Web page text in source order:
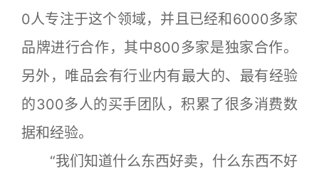
0人专注于这个领域，并且已经和6000多家
品牌进行合作，其中800多家是独家合作。
另外，唯品会有行业内有最大的、最有经验
的300多人的买手团队，积累了很多消费数
据和经验。
“我们知道什么东西好卖，什么东西不好